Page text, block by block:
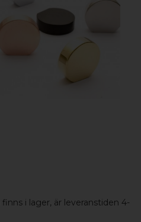
i lager, är leveranstiden 4-